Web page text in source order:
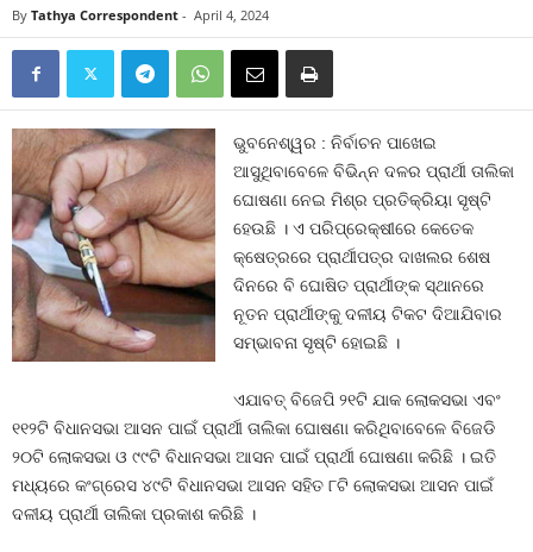
By Tathya Correspondent - April 4, 2024
ଭୁବନେଶ୍ୱର : ନିର୍ବାଚନ ପାଖେଇ
ଆସୁଥିବାବେଳେ ବିଭିନ୍ନ ଦଳର ପ୍ରାର୍ଥୀ ତାଲିକା
ଘୋଷଣା ନେଇ ମିଶ୍ର ପ୍ରତିକ୍ରିୟା ସୃଷ୍ଟି
ହେଉଛି । ଏ ପରିପ୍ରେକ୍ଷୀରେ କେତେକ
କ୍ଷେତ୍ରରେ ପ୍ରାର୍ଥୀପତ୍ର ଦାଖଲର ଶେଷ
ଦିନରେ ବି ଘୋଷିତ ପ୍ରାର୍ଥୀଙ୍କ ସ୍ଥାନରେ
ନୂତନ ପ୍ରାର୍ଥୀଙ୍କୁ ଦଳୀୟ ଟିକଟ ଦିଆଯିବାର
ସମ୍ଭାବନା ସୃଷ୍ଟି ହୋଇଛି ।
ଏଯାବତ୍‍ ବିଜେପି ୨୧ଟି ଯାକ ଲୋକସଭା ଏବଂ
୧୧୨ଟି ବିଧାନସଭା ଆସନ ପାଇଁ ପ୍ରାର୍ଥୀ ତାଲିକା ଘୋଷଣା କରିଥିବାବେଳେ ବିଜେଡି
୨୦ଟି ଲୋକସଭା ଓ ୯୯ଟି ବିଧାନସଭା ଆସନ ପାଇଁ ପ୍ରାର୍ଥୀ ଘୋଷଣା କରିଛି । ଇତି
ମଧ୍ୟରେ କଂଗ୍ରେସ ୪୯ଟି ବିଧାନସଭା ଆସନ ସହିତ ୮ଟି ଲୋକସଭା ଆସନ ପାଇଁ
ଦଳୀୟ ପ୍ରାର୍ଥୀ ତାଲିକା ପ୍ରକାଶ କରିଛି ।